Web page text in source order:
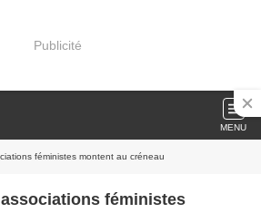
Publicité
MENU
féministes montent au créneau
féministes